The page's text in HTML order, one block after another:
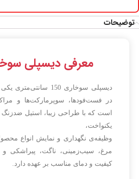
توضیحات
معرفی دیسپلی
دیسپلی سوخاری 150
در فست‌فودها، سوپرمارکت‌ها و
است که با طراحی زیبا، استیل
یکنواخت،
وظیفه‌ی نگهداری و نمایش انواع
مرغ، سیب‌زمینی، ناگت، پیراشکی و
کیفیت و دمای مناسب بر عهده دارد.